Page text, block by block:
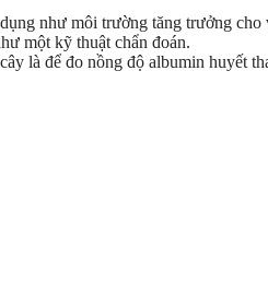
như môi trường tăng trưởng cho
một kỹ thuật chẩn đoán.
là để đo nồng độ albumin huyết